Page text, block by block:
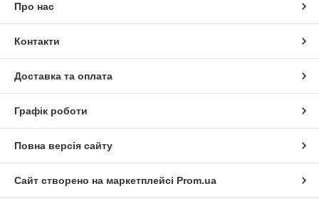
Про нас
Контакти
Доставка та оплата
Графік роботи
Повна версія сайту
Сайт створено на маркетплейсі Prom.ua